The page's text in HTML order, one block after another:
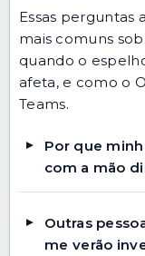
Essas perguntas
mais comuns
quando o
afeta, e como o
Teams.
Por que
com a mão
Outras
me verão